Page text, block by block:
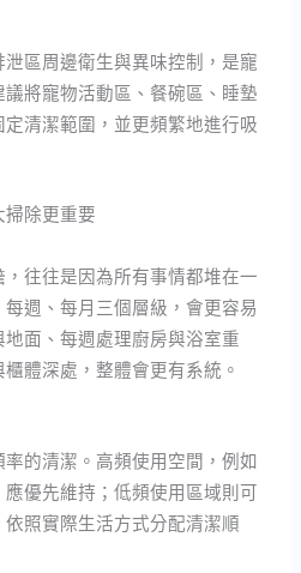
區周邊衛生與異味控制，是寵
將寵物活動區、餐碗區、睡墊
清潔範圍，並更頻繁地進行吸
除更重要
往往是因為所有事情都堆在一
週、每月三個層級，會更容易
面、每週處理廚房與浴室重
體深處，整體會更有系統。
的清潔。高頻使用空間，例如
優先維持；低頻使用區域則可
照實際生活方式分配清潔順